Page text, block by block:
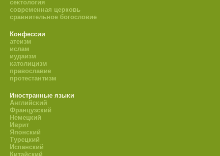
сектология
современная церковь
сравнительное богословие
Конфессии
атеизм
ислам
иудаизм
католицизм
православие
протестантизм
Иностранные языки
Английский
Французский
Немецкий
Иврит
Японский
Турецкий
Испанский
Китайский